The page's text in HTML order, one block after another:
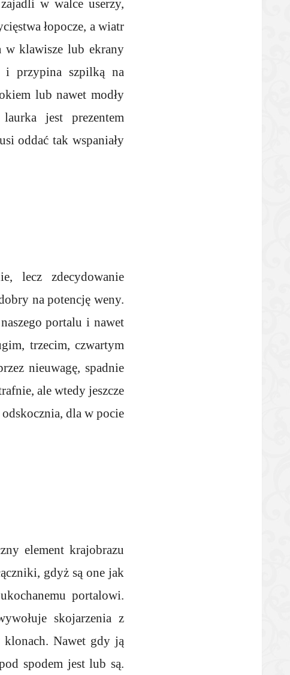
w walce userzy,
łopocze, a wiatr
w klawisze lub ekrany
i przypina szpilką na
lub nawet modły
jest prezentem
oddać tak wspaniały
lecz zdecydowanie
na potencję weny.
portalu i nawet
trzecim, czwartym
nieuwagę, spadnie
ale wtedy jeszcze
dla w pocie
element krajobrazu
gdyż są one jak
portalowi.
skojarzenia z
Nawet gdy ją
spodem jest lub są.